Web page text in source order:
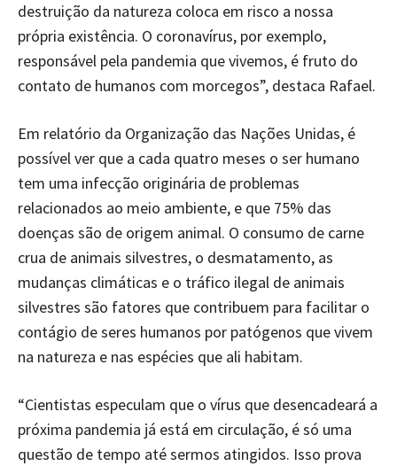
destruição da natureza coloca em risco a nossa
própria existência. O coronavírus, por exemplo,
responsável pela pandemia que vivemos, é fruto do
contato de humanos com morcegos”, destaca Rafael.
Em relatório da Organização das Nações Unidas, é
possível ver que a cada quatro meses o ser humano
tem uma infecção originária de problemas
relacionados ao meio ambiente, e que 75% das
doenças são de origem animal. O consumo de carne
crua de animais silvestres, o desmatamento, as
mudanças climáticas e o tráfico ilegal de animais
silvestres são fatores que contribuem para facilitar o
contágio de seres humanos por patógenos que vivem
na natureza e nas espécies que ali habitam.
“Cientistas especulam que o vírus que desencadeará a
próxima pandemia já está em circulação, é só uma
questão de tempo até sermos atingidos. Isso prova